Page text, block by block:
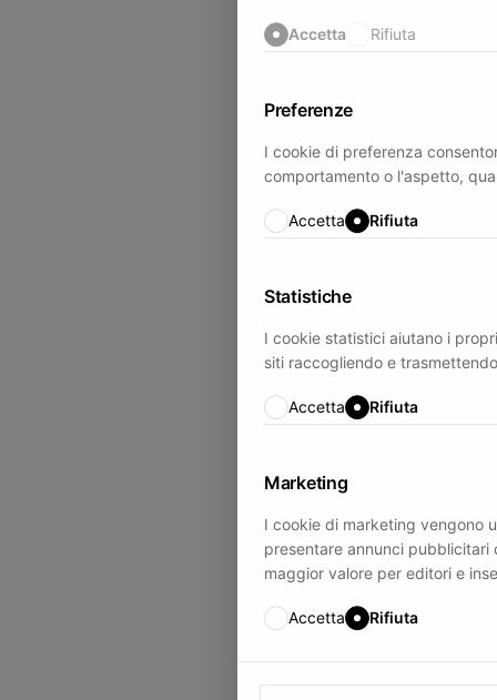
Accetta Rifiuta
Preferenze
I cookie di preferenza
comportamento o l'aspetto,
Accetta Rifiuta
Statistiche
I cookie statistici aiutano i
siti raccogliendo e
Accetta Rifiuta
Marketing
I cookie di marketing vengono
presentare annunci pubblicitari
maggior valore per editori e
Accetta Rifiuta